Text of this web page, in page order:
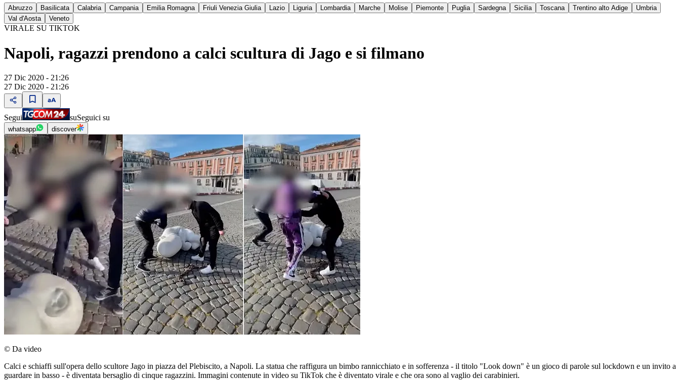
Abruzzo Basilicata Calabria Campania Emilia Romagna Friuli Venezia Giulia Lazio Liguria Lombardia Marche Molise Piemonte Puglia Sardegna Sicilia Toscana Trentino alto Adige
Umbria
Val d'Aosta
Veneto
VIRALE SU TIKTOK
Napoli, ragazzi prendono a calci scultura di Jago e si filmano
27 Dic 2020 - 21:26
27 Dic 2020 - 21:26
Segui suSeguici su
whatsapp discover
© Da video
Calci e schiaffi sull'opera dello scultore Jago in piazza del Plebiscito, a Napoli. La statua che raffigura un bimbo rannicchiato e in sofferenza - il titolo "Look down" è un gioco di parole sul lockdown e un invito a
guardare in basso - è diventata bersaglio di cinque ragazzini. Immagini contenute in video su TikTok che è diventato virale e che ora sono al vaglio dei carabinieri.